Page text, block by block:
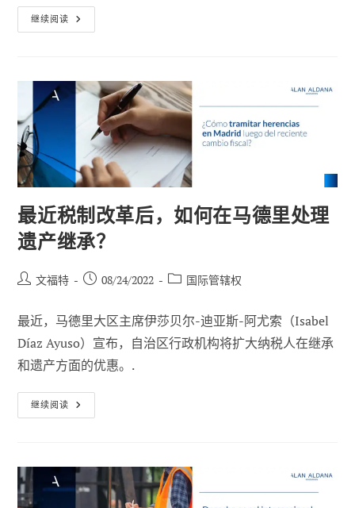
继续阅读 石
油
部
门
和
加
勒
地
区
的
能
源
做
备
最近税制改革后，如何在马德里处理
遗产继承？
帖
作
者
文福特
已
布：
08/24/2022
职
类
别
国际管辖权
最近，马德里大区主席伊莎贝尔-迪亚斯-阿尤索（Isabel
Díaz Ayuso）宣布，自治区行政机构将扩大纳税人在继承
和遗产方面的优惠。.
继续阅读 最
近
后，
如
何